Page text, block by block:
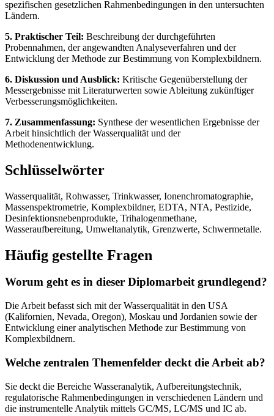
spezifischen gesetzlichen Rahmenbedingungen in den untersuchten
Ländern.
5. Praktischer Teil: Beschreibung der durchgeführten
Probennahmen, der angewandten Analyseverfahren und der
Entwicklung der Methode zur Bestimmung von Komplexbildnern.
6. Diskussion und Ausblick: Kritische Gegenüberstellung der
Messergebnisse mit Literaturwerten sowie Ableitung zukünftiger
Verbesserungsmöglichkeiten.
7. Zusammenfassung: Synthese der wesentlichen Ergebnisse der
Arbeit hinsichtlich der Wasserqualität und der
Methodenentwicklung.
Schlüsselwörter
Wasserqualität, Rohwasser, Trinkwasser, Ionenchromatographie,
Massenspektrometrie, Komplexbildner, EDTA, NTA, Pestizide,
Desinfektionsnebenprodukte, Trihalogenmethane,
Wasseraufbereitung, Umweltanalytik, Grenzwerte, Schwermetalle.
Häufig gestellte Fragen
Worum geht es in dieser Diplomarbeit grundlegend?
Die Arbeit befasst sich mit der Wasserqualität in den USA
(Kalifornien, Nevada, Oregon), Moskau und Jordanien sowie der
Entwicklung einer analytischen Methode zur Bestimmung von
Komplexbildnern.
Welche zentralen Themenfelder deckt die Arbeit ab?
Sie deckt die Bereiche Wasseranalytik, Aufbereitungstechnik,
regulatorische Rahmenbedingungen in verschiedenen Ländern und
die instrumentelle Analytik mittels GC/MS, LC/MS und IC ab.